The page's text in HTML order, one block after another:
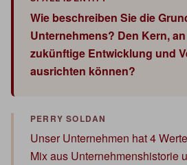
Wie beschreiben Sie die
Unternehmens? Den Kern,
zukünftige Entwicklung und
ausrichten können?
Unser Unternehmen hat 4
Mix aus Unternehmenshistorie